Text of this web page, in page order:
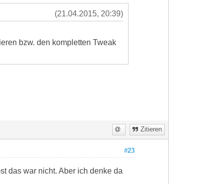
(21.04.2015, 20:39)
bzw. den kompletten Tweak
Zitieren
#23
das war nicht. Aber ich denke da